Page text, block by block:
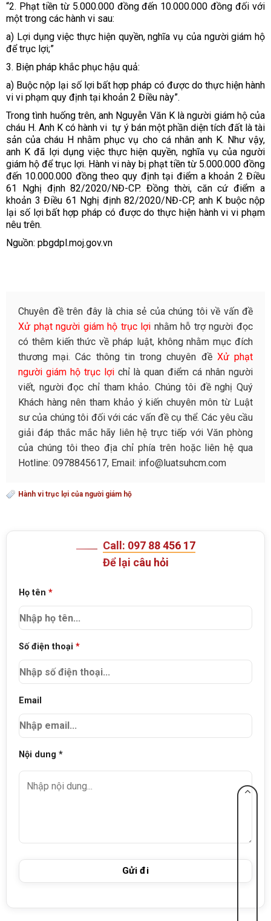
“2. Phạt tiền từ 5.000.000 đồng đến 10.000.000 đồng đối với
một trong các hành vi sau:
a) Lợi dụng việc thực hiện quyền, nghĩa vụ của người giám hộ
để trục lợi;”
3. Biện pháp khắc phục hậu quả:
a) Buộc nộp lại số lợi bất hợp pháp có được do thực hiện hành
vi vi phạm quy định tại khoản 2 Điều này”.
Trong tình huống trên, anh Nguyễn Văn K là người giám hộ của
cháu H. Anh K có hành vi tự ý bán một phần diện tích đất là tài
sản của cháu H nhằm phục vụ cho cá nhân anh K. Như vậy,
anh K đã lợi dụng việc thực hiện quyền, nghĩa vụ của người
giám hộ để trục lợi. Hành vi này bị phạt tiền từ 5.000.000 đồng
đến 10.000.000 đồng theo quy định tại điểm a khoản 2 Điều
61 Nghị định 82/2020/NĐ-CP. Đồng thời, căn cứ điểm a
khoản 3 Điều 61 Nghị định 82/2020/NĐ-CP, anh K buộc nộp
lại số lợi bất hợp pháp có được do thực hiện hành vi vi phạm
nêu trên.
Nguồn: pbgdpl.moj.gov.vn
Chuyên đề trên đây là chia sẻ của chúng tôi về vấn đề
Xử phạt người giám hộ trục lợi nhằm hỗ trợ người đọc
có thêm kiến thức về pháp luật, không nhằm mục đích
thương mại. Các thông tin trong chuyên đề Xử phạt
người giám hộ trục lợichỉ là quan điểm cá nhân người
viết, người đọc chỉ tham khảo. Chúng tôi đề nghị Quý
Khách hàng nên tham khảo ý kiến chuyên môn từ Luật
sư của chúng tôi đối với các vấn đề cụ thể. Các yêu cầu
giải đáp thắc mắc hãy liên hệ trực tiếp với Văn phòng
của chúng tôi theo địa chỉ phía trên hoặc liên hệ qua
Hotline: 0978845617, Email: info@luatsuhcm.com
Hành vi trục lợi của người giám hộ
Call: 097 88 456 17
Để lại câu hỏi
Họ tên *
Số điện thoại *
Email
Nội dung *